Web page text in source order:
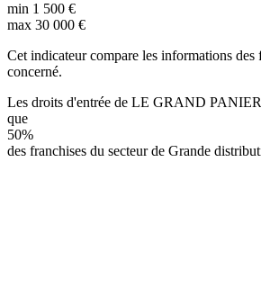
min 1 500 €
max 30 000 €
Cet indicateur compare les informations des
concerné.
Les droits d'entrée de LE GRAND
que
50%
des franchises du secteur de Grande